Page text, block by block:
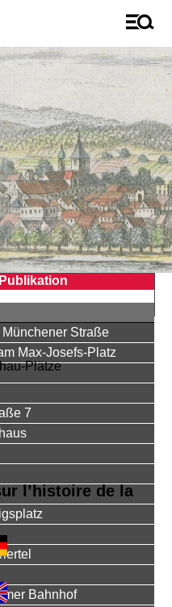
Straße
Max-Josefs-Platz
7
Bahnhof
"Sites fr"
Plätze
l’histoire de la